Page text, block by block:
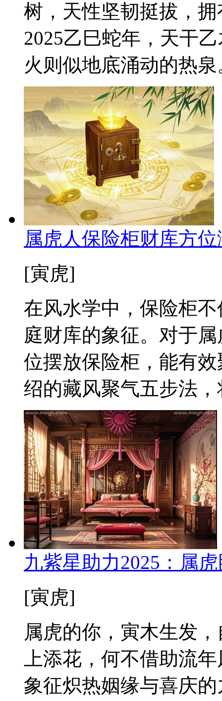
树，天性坚韧挺拔，
2025乙巳蛇年，天干
火则似地底涌动的热
属虎人保险柜财库方
[寅虎]
在风水学中，保险柜
庭财库的象征。对于
位摆放保险柜，能有
绍的藏风聚气五步法
九紫星助力2025：属
[寅虎]
属虎的你，寅木生发
上添花，何不借助流
象征炽热姻缘与喜庆